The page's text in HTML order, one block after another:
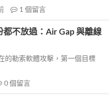
1 個留言
不放過：Air Gap 與離線
的勒索軟體攻擊，第一個目標
0個留言